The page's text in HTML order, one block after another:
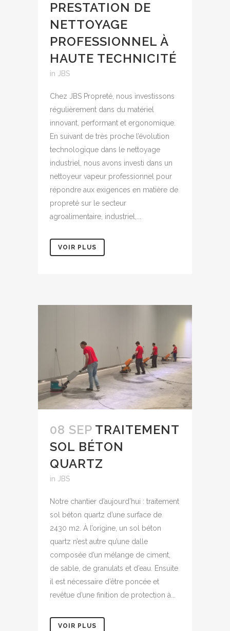
PRESTATION DE
NETTOYAGE
PROFESSIONNEL À
HAUTE TECHNICITÉ
in JBS
Chez JBS Propreté, nous investissons
régulièrement dans du matériel
innovant, performant et ergonomique.
En suivant de très proche l’évolution
technologique dans le nettoyage
industriel, nous avons investi dans un
nettoyeur vapeur professionnel pour
répondre aux exigences en matière de
propreté sur le secteur
agroalimentaire, industriel,...
VOIR PLUS
08 SEP TRAITEMENT
SOL BÉTON
QUARTZ
in JBS
Notre chantier d’aujourd’hui : traitement
sol béton quartz d’une surface de
2430 m2. À l’origine, un sol béton
quartz n’est autre qu’une dalle
composée d’un mélange de ciment,
de sable, de granulats et d’eau. Ensuite
il est nécessaire d’être poncée et
revêtue d’une finition de protection à...
VOIR PLUS